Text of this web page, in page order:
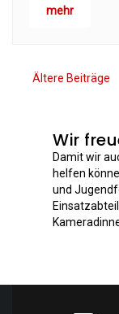
mehr
Ältere Beiträge
Wir
Damit wir
helfen
und